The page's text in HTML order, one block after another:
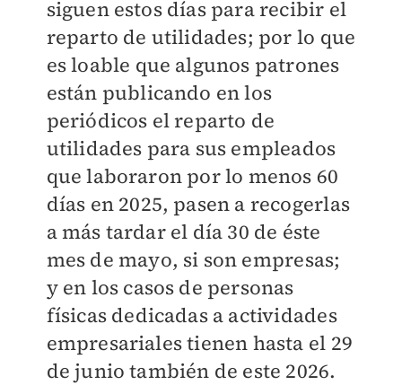
siguen estos días para recibir el
reparto de utilidades; por lo que
es loable que algunos patrones
están publicando en los
periódicos el reparto de
utilidades para sus empleados
que laboraron por lo menos 60
días en 2025, pasen a recogerlas
a más tardar el día 30 de éste
mes de mayo, si son empresas;
y en los casos de personas
físicas dedicadas a actividades
empresariales tienen hasta el 29
de junio también de este 2026.